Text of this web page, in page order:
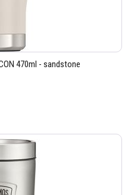
470ml - sandstone